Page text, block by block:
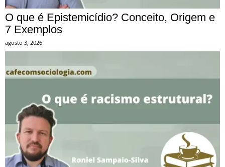
O que é Epistemicídio? Conceito, Origem e
7 Exemplos
agosto 3, 2026